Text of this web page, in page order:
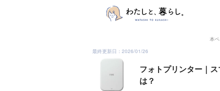
本
最終更新日：2026/01/26
フォトプリンター｜
は？